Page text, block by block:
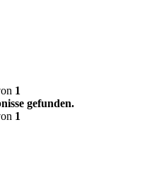
1
gefunden.
1